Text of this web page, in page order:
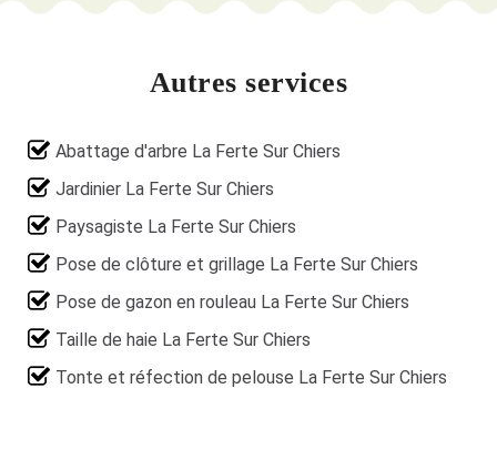
Autres services
Abattage d'arbre La Ferte Sur Chiers
Jardinier La Ferte Sur Chiers
Paysagiste La Ferte Sur Chiers
Pose de clôture et grillage La Ferte Sur Chiers
Pose de gazon en rouleau La Ferte Sur Chiers
Taille de haie La Ferte Sur Chiers
Tonte et réfection de pelouse La Ferte Sur Chiers